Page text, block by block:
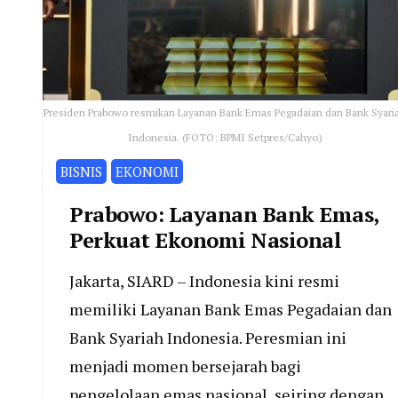
Presiden Prabowo resmikan Layanan Bank Emas Pegadaian dan Bank
Indonesia. (FOTO: BPMI Setpres/Cahyo)
BISNIS EKONOMI
Prabowo: Layanan Bank Emas,
Perkuat Ekonomi Nasional
Jakarta, SIARD – Indonesia kini resmi
memiliki Layanan Bank Emas Pegadaian dan
Bank Syariah Indonesia. Peresmian ini
menjadi momen bersejarah bagi